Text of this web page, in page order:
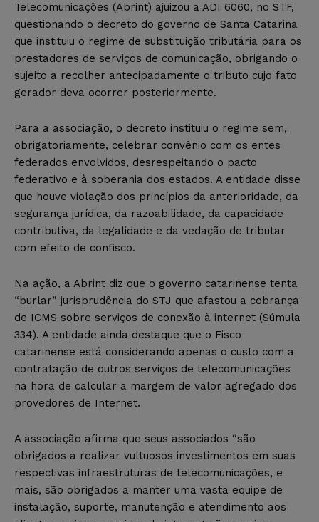
Telecomunicações (Abrint) ajuizou a ADI 6060, no STF,
questionando o decreto do governo de Santa Catarina
que instituiu o regime de substituição tributária para os
prestadores de serviços de comunicação, obrigando o
sujeito a recolher antecipadamente o tributo cujo fato
gerador deva ocorrer posteriormente.
Para a associação, o decreto instituiu o regime sem,
obrigatoriamente, celebrar convênio com os entes
federados envolvidos, desrespeitando o pacto
federativo e à soberania dos estados. A entidade disse
que houve violação dos princípios da anterioridade, da
segurança jurídica, da razoabilidade, da capacidade
contributiva, da legalidade e da vedação de tributar
com efeito de confisco.
Na ação, a Abrint diz que o governo catarinense tenta
“burlar” jurisprudência do STJ que afastou a cobrança
de ICMS sobre serviços de conexão à internet (Súmula
334). A entidade ainda destaque que o Fisco
catarinense está considerando apenas o custo com a
contratação de outros serviços de telecomunicações
na hora de calcular a margem de valor agregado dos
provedores de Internet.
A associação afirma que seus associados “são
obrigados a realizar vultuosos investimentos em suas
respectivas infraestruturas de telecomunicações, e
mais, são obrigados a manter uma vasta equipe de
instalação, suporte, manutenção e atendimento aos